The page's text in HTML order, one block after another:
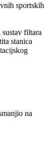
sportskih
filtara
stanica
na